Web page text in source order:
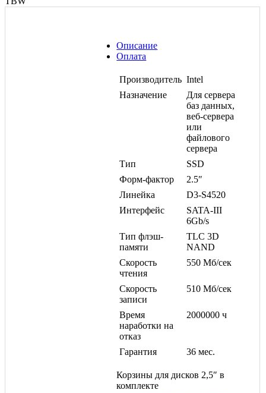
Описание
Оплата
Производитель Intel
Назначение
Для сервера
баз данных,
веб-сервера
или
файлового
сервера
Тип
SSD
Форм-фактор
2.5″
Линейка
D3-S4520
Интерфейс
SATA-III
6Gb/s
Тип флэш-
памяти
TLC 3D
NAND
Скорость
чтения
550 Мб/сек
Скорость
записи
510 Мб/сек
Время
наработки на
отказ
2000000 ч
Гарантия 36 мес.
Корзины для дисков 2,5″ в
комплекте